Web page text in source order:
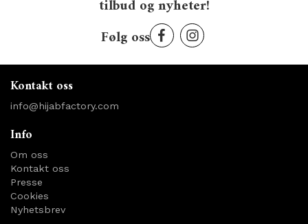
tilbud og nyheter!
Følg oss
Kontakt oss
info@hijabfactory.com
Info
Om oss
Kontakt oss
Presse
Cookies
Nyhetsbrev